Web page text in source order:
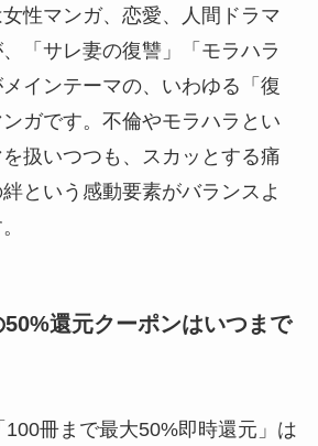
性マンガ、恋愛、人間ドラマ
「サレ妻の復讐」「モラハラ
インテーマの、いわゆる「復
ガです。不倫やモラハラとい
扱いつつも、スカッとする痛
という感動要素がバランスよ
還元クーポンはいつまで
冊まで最大50%即時還元」は